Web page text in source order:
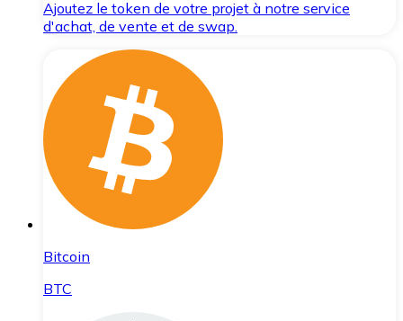
Ajoutez le token de votre projet à notre service
d'achat, de vente et de swap.
Bitcoin
BTC